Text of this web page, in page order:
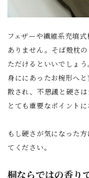
フェザーや繊維系充填
ありません。そば殻枕
ただけるといいでしょ
身ににあったお椀形へ
散され、不思議と硬さ
とても重要なポイントに
もし硬さが気になった
てください。
桐ならではの香り